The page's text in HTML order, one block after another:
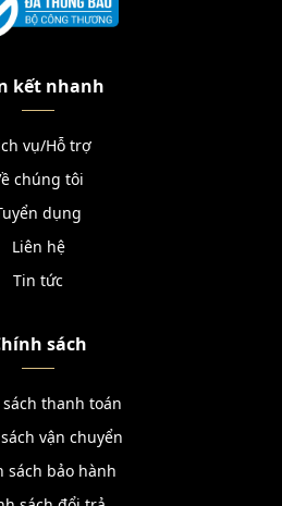
kết nhanh
vụ/Hỗ trợ
chúng tôi
dụng
Liên hệ
Tin tức
sách
thanh toán
vận chuyển
sách bảo hành